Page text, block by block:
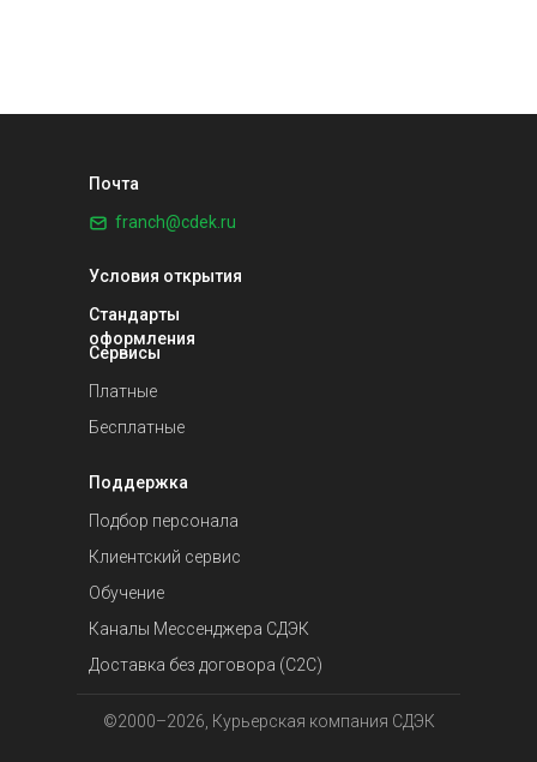
©2000–2026, Курьерская компания СДЭК
Условия открытия
Стандарты
оформления
Сервисы
Почта
franch@cdek.ru
Поддержка
Клиентский сервис
Обучение
Доставка без договора (C2C)
Каналы Мессенджера СДЭК
Подбор персонала
Бесплатные
Платные